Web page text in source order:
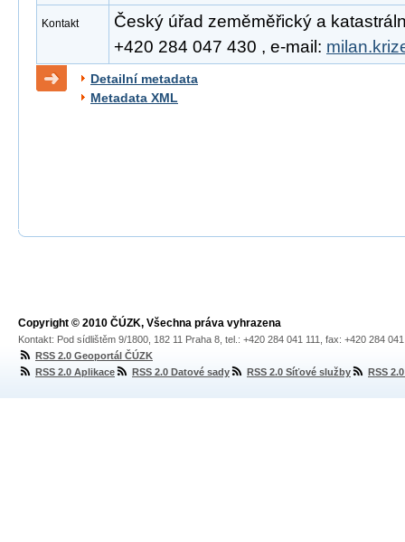
Kontakt
Český úřad zeměměřický a
+420 284 047 430 , e-mail:
Detailní metadata
Metadata XML
Copyright © 2010 ČÚZK, Všechna práva vyhrazena
Kontakt: Pod sídlištěm 9/1800, 182 11 Praha 8, tel.: +420 284 041 111, fax: +420 284
RSS 2.0 Geoportál ČÚZK
RSS 2.0 Aplikace
RSS 2.0 Datové sady RSS 2.0 Síťové služby RSS